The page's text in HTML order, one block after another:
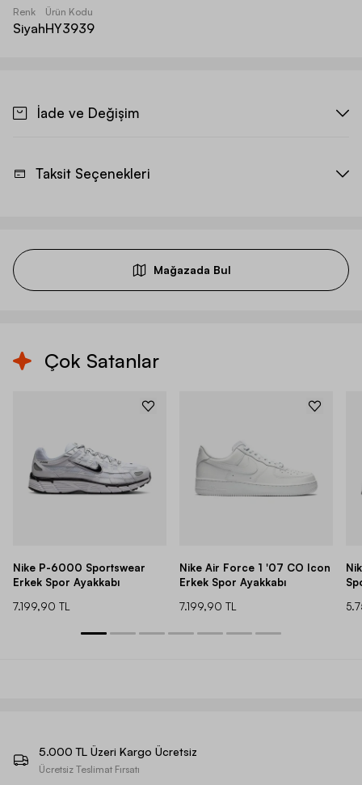
Renk
Siyah
Ürün Kodu
HY3939
İade ve Değişim
Taksit Seçenekleri
Mağazada Bul
Çok Satanlar
Nike P-6000 Sportswear
Erkek Spor Ayakkabı
7.199,90 TL
Nike Air Force 1 '07 CO Icon
Erkek Spor Ayakkabı
7.199,90 TL
5.000 TL Üzeri Kargo Ücretsiz
Ücretsiz Teslimat Fırsatı